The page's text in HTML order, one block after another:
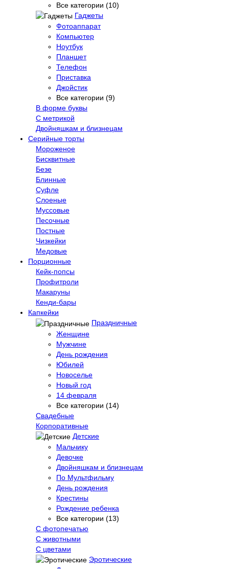
Все категории (10)
Гаджеты
Фотоаппарат
Компьютер
Ноутбук
Планшет
Телефон
Приставка
Джойстик
Все категории (9)
В форме буквы
С метрикой
Двойняшкам и близнецам
Серийные торты
Мороженое
Бисквитные
Безе
Блинные
Суфле
Слоеные
Муссовые
Песочные
Постные
Чизкейки
Медовые
Порционные
Кейк-попсы
Профитроли
Макаруны
Кенди-бары
Капкейки
Праздничные
Женщине
Мужчине
День рождения
Юбилей
Новоселье
Новый год
14 февраля
Все категории (14)
Свадебные
Корпоративные
Детские
Мальчику
Девочке
Двойняшкам и близнецам
По Мультфильму
День рождения
Крестины
Рождение ребенка
Все категории (13)
С фотопечатью
C животными
С цветами
Эротические